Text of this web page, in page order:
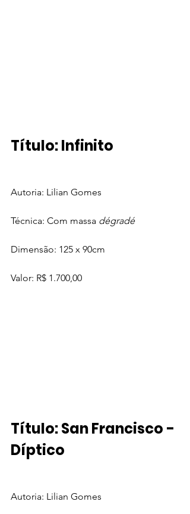
Título: Infinito
Autoria: Lilian Gomes
Técnica: Com massa dégradé
Dimensão: 125 x 90cm
Valor: R$ 1.700,00
Título: San Francisco -
Díptico
Autoria: Lilian Gomes